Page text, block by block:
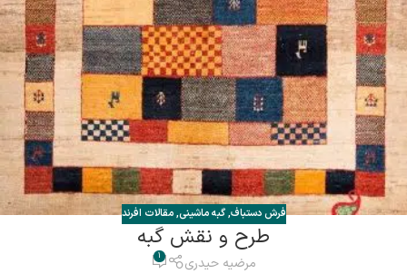
فرش دستباف,گبه ماشینی,مقالات افرند
طرح و نقش گبه
مرضیه حیدری 1